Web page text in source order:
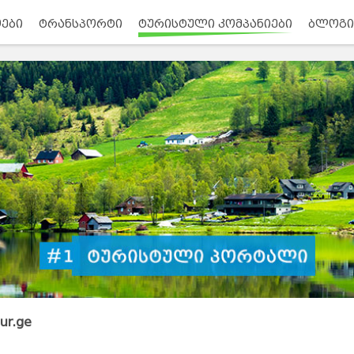
ტრანსპორტი ტურისტული კომპანიები ბლოგი